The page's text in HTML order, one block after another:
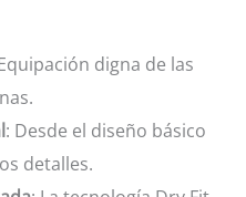
digna de las
: Desde el diseño básico
detalles.